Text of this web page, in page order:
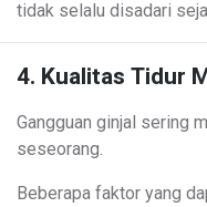
tidak selalu disadari
4. Kualitas Tidur
Gangguan ginjal sering
seseorang.
Beberapa faktor yang